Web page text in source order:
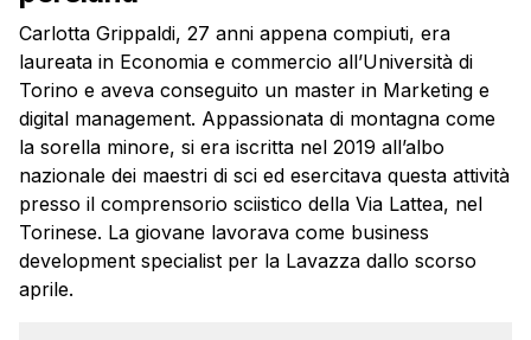
Carlotta Grippaldi, 27 anni appena compiuti, era
laureata in Economia e commercio all’Università di
Torino e aveva conseguito un master in Marketing e
digital management. Appassionata di montagna come
la sorella minore, si era iscritta nel 2019 all’albo
nazionale dei maestri di sci ed esercitava questa attività
presso il comprensorio sciistico della Via Lattea, nel
Torinese. La giovane lavorava come business
development specialist per la Lavazza dallo scorso
aprile.